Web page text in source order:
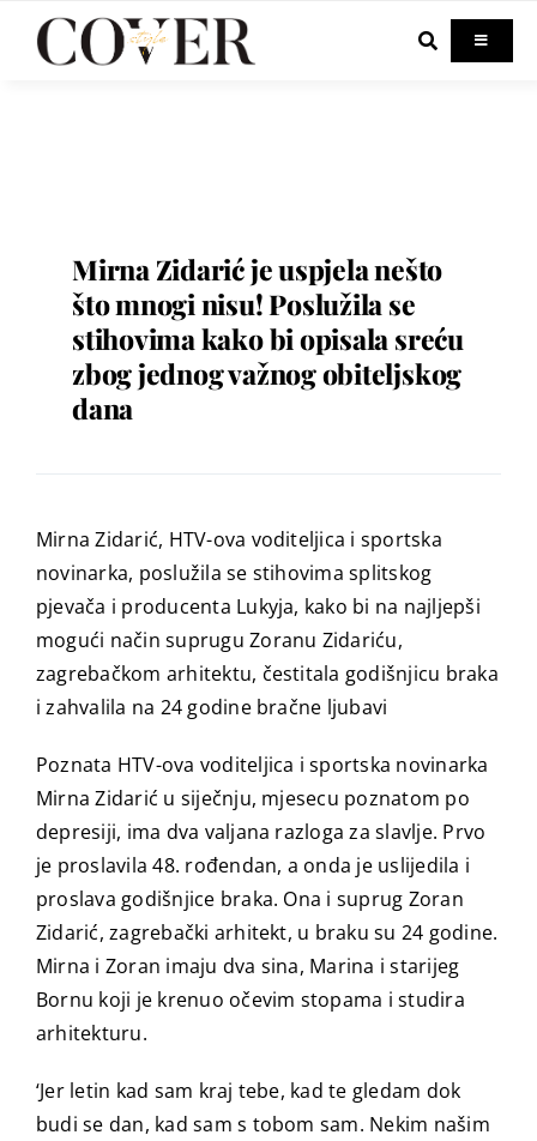
Toggle
Fashion
Lifestyle
Mirna Zidarić je uspjela nešto
što mnogi nisu! Poslužila se
stihovima kako bi opisala sreću
zbog jednog važnog obiteljskog
dana
Mirna Zidarić, HTV-ova voditeljica i sportska
novinarka, poslužila se stihovima splitskog
pjevača i producenta Lukyja, kako bi na najljepši
mogući način suprugu Zoranu Zidariću,
zagrebačkom arhitektu, čestitala godišnjicu braka
i zahvalila na 24 godine bračne ljubavi
Poznata HTV-ova voditeljica i sportska novinarka
Mirna Zidarić u siječnju, mjesecu poznatom po
depresiji, ima dva valjana razloga za slavlje. Prvo
je proslavila 48. rođendan, a onda je uslijedila i
proslava godišnjice braka. Ona i suprug Zoran
Zidarić, zagrebački arhitekt, u braku su 24 godine.
Mirna i Zoran imaju dva sina, Marina i starijeg
Bornu koji je krenuo očevim stopama i studira
arhitekturu.
‘Jer letin kad sam kraj tebe, kad te gledam dok
budi se dan, kad sam s tobom sam. Nekim našim